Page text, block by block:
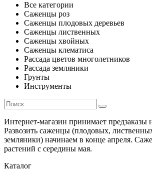
Все категории
Саженцы роз
Саженцы плодовых деревьев
Саженцы лиственных
Саженцы хвойных
Саженцы клематиса
Рассада цветов многолетников
Рассада земляники
Грунты
Инструменты
Интернет-магазин принимает предзаказы
Развозить саженцы (плодовых,
земляники) начинаем в конце апреля.
растений с середины мая.
Каталог